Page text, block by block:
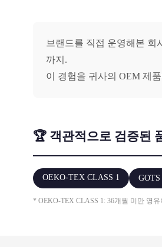
브랜드를 직접 운영해본 회
까지.
이 경험을 귀사의 OEM 제
🏆 객관적으로 검증된
OEKO-TEX CLASS 1
* OEKO-TEX CLASS 1: 36개월 미만 영